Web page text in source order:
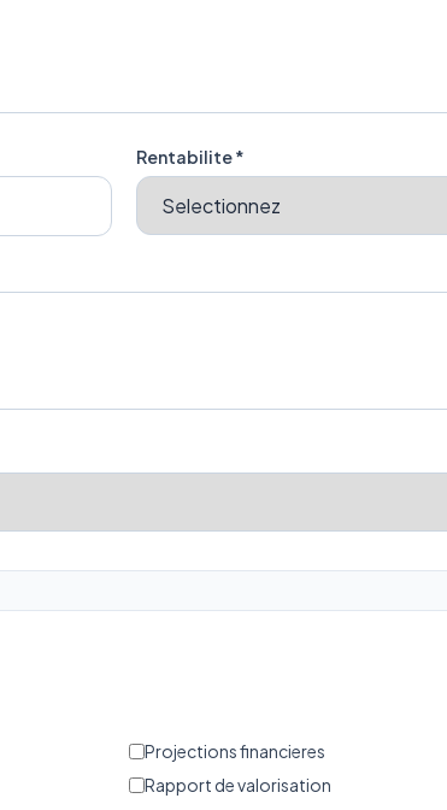
Rentabilite *
Projections financieres
Rapport de valorisation